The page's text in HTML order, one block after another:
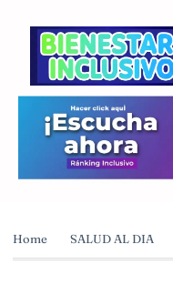
Home SALUD AL DIA